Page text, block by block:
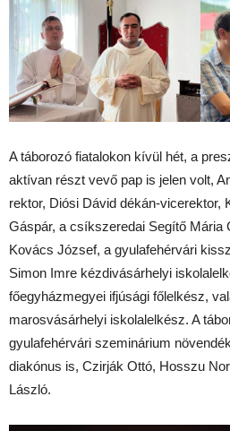
A táborozó fiatalokon kívül hét, a
aktívan részt vevő pap is jelen volt,
rektor, Diósi Dávid dékán-vicerektor,
Gáspár, a csíkszeredai Segítő Mária
Kovács József, a gyulafehérvári
Simon Imre kézdivásárhelyi
főegyházmegyei ifjúsági főlelkész,
marosvásárhelyi iskolalelkész. A
gyulafehérvári szeminárium
diakónus is, Czirják Ottó, Hosszu
László.